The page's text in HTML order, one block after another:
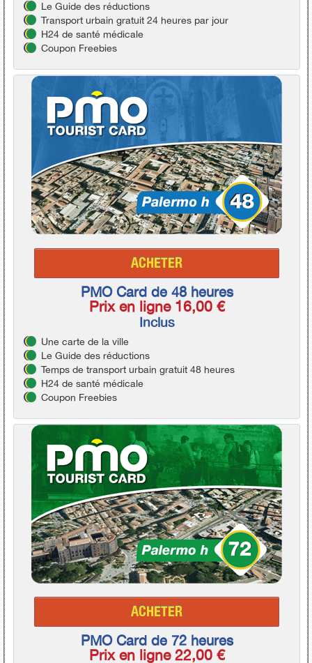
Le Guide des réductions
Transport urbain gratuit 24 heures par jour
H24 de santé médicale
Coupon Freebies
ACHETER
PMO Card de 48 heures
Prix en ligne 16,00 €
Inclus
Une carte de la ville
Le Guide des réductions
Temps de transport urbain gratuit 48 heures
H24 de santé médicale
Coupon Freebies
ACHETER
PMO Card de 72 heures
Prix en ligne 22,00 €